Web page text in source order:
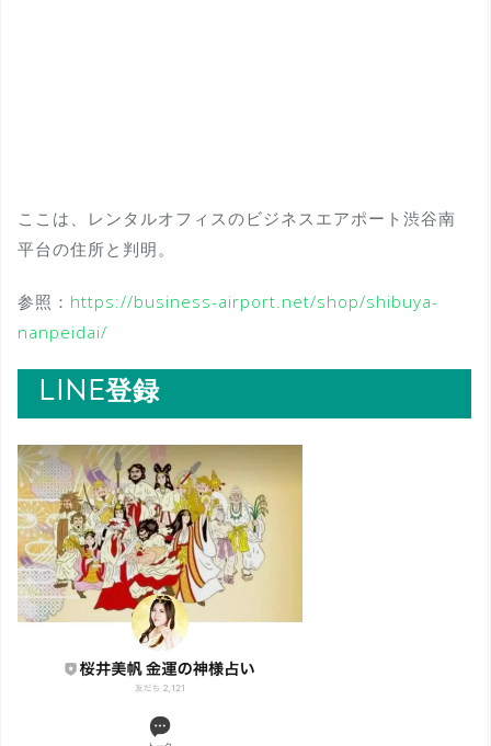
ここは、レンタルオフィスのビジネスエアポート渋谷南
平台の住所と判明。
参照： https://business-airport.net/shop/shibuya-
nanpeidai/
LINE登録